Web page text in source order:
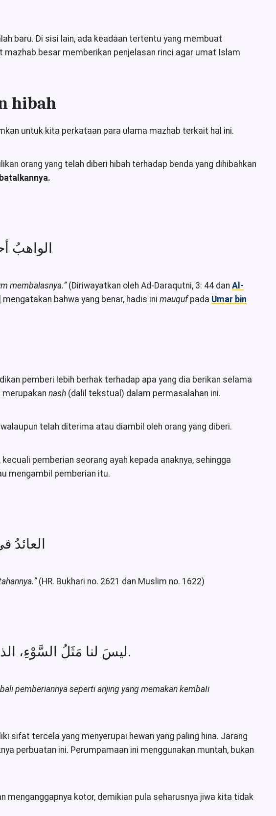
baru. Di sisi lain, ada keadaan tertentu yang membuat
mazhab besar memberikan penjelasan rinci agar umat Islam
hibah
untuk kita perkataan para ulama mazhab terkait hal ini.
orang yang telah diberi hibah terhadap benda yang dihibahkan
الواهبُ
membalasnya.” (Diriwayatkan oleh Ad-Daraqutni, 3: 44 dan Al-
bahwa yang benar, hadis ini mauquf pada Umar bin
pemberi lebih berhak terhadap apa yang dia berikan selama
merupakan nash (dalil tekstual) dalam permasalahan ini.
telah diterima atau diambil oleh orang yang diberi.
kecuali pemberian seorang ayah kepada anaknya, sehingga
mengambil pemberian itu.
العائدُ
” (HR. Bukhari no. 2621 dan Muslim no. 1622)
ليسَ لنا مَثَلُ السَّوْءِ، الذي يَعُودُ في هِبَتِهِ كالكَلْبِ يَرْجِعُ في قَيْئِهِ.
pemberiannya seperti anjing yang memakan kembaIi
sifat tercela yang menyerupai hewan yang paling hina. Jarang
perbuatan ini. Perumpamaan ini menggunakan muntah, bukan
kotor, demikian pula seharusnya jiwa kita tidak